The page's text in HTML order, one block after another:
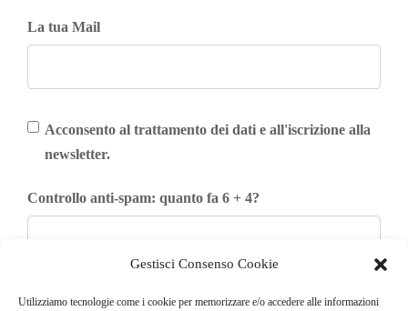
Gestisci Consenso Cookie
Utilizziamo tecnologie come i cookie per memorizzare e/o accedere alle informazioni
La tua Mail
Acconsento al trattamento dei dati e all'iscrizione alla
newsletter.
Controllo anti-spam: quanto fa 6 + 4?
Iscriviti